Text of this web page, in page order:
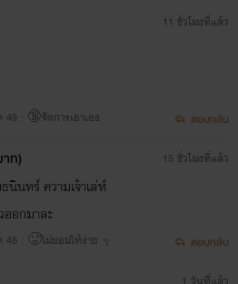
: 🔞จัดการเอาเอง
11 ชั่วโมงที่แล้ว
ตอบกลับ
ท)
นินทร์ ความเจ้าเล่ห์
ออกมาละ
48 : 🥵ไม่ยอมให้ง่าย ๆ
15 ชั่วโมงที่แล้ว
ตอบกลับ